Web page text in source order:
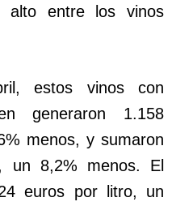
entre los vinos
estos vinos con
generaron 1.158
menos, y sumaron
un 8,2% menos. El
euros por litro, un